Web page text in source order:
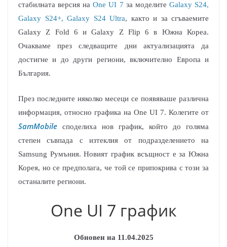
стабилната версия на One UI 7 за моделите Galaxy S24,
Galaxy S24+, Galaxy S24 Ultra, както и за сгъваемите
Galaxy Z Fold 6 и Galaxy Z Flip 6 в Южна Кореа.
Очакваме през следващите дни актуализацията да
достигне и до други региони, включително Европа и
България.
През последните няколко месеци се появяваше различна
информация, относно графика на One UI 7. Колегите от
SamMobile
споделиха нов график, който до голяма
степен съвпада с изтеклия от подразделението на
Samsung Румъния. Новият график всъщност е за Южна
Корея, но се предполага, че той се припокрива с този за
останалите региони.
One UI 7 график
Обновен на 11.04.2025